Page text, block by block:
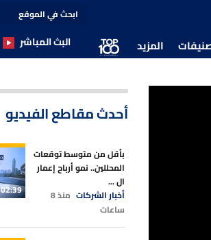
المزيد البث المباشر
أحدث مقاطع الفيديو
بأقل من متوسط توقعات
المحللين.. نمو أرباح إعمار
ال ...
أخبار الشركات
منذ 8
ساعات
02:39